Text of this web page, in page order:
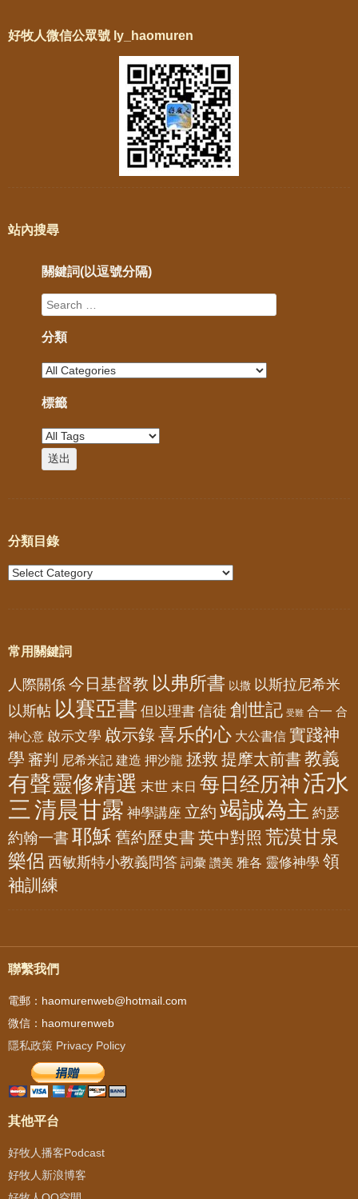
好牧人微信公眾號 ly_haomuren
站內搜尋
關鍵詞(以逗號分隔)
分類
標籤
分類目錄
常用關鍵詞
人際關係 今日基督教 以弗所書 以撒 以斯拉尼希米
以斯帖 以賽亞書 但以理書 信徒 創世記 受難 合一 合
神心意 啟示文學 啟示錄喜乐的心 大公書信 實踐神
學 審判 尼希米記 建造 押沙龍 拯救 提摩太前書 教義
有聲靈修精選 末世 末日 每日经历神活水
三 清晨甘露 神學講座 立約 竭誠為主 約瑟
約翰一書耶穌 舊約歷史書 英中對照 荒漠甘泉
樂侶 西敏斯特小教義問答 詞彙 讚美 雅各 靈修神學 領
袖訓練
聯繫我們
電郵：haomurenweb@hotmail.com
微信：haomurenweb
隱私政策 Privacy Policy
其他平台
好牧人播客Podcast
好牧人新浪博客